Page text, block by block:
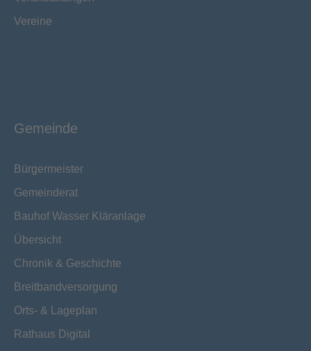
Vereine
Gemeinde
Bürgermeister
Gemeinderat
Bauhof Wasser Kläranlage
Übersicht
Chronik & Geschichte
Breitbandversorgung
Orts- & Lageplan
Rathaus Digital